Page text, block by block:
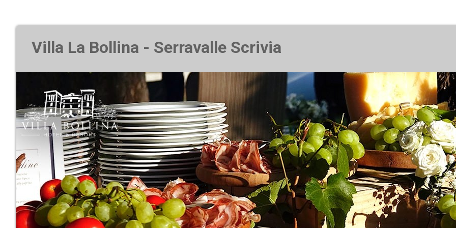
Villa La Bollina - Serravalle Scrivia